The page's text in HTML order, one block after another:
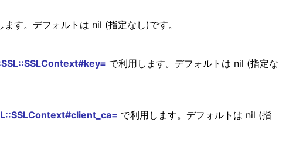
ます。デフォルトは nil (指定なし)です。
で利用します。デフォルトは nil (指定な
で利用します。デフォルトは nil (指